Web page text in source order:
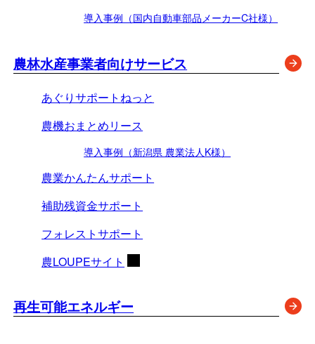
導入事例（国内自動車部品メーカーC社様）
農林水産事業者向けサービス
あぐりサポートねっと
農機おまとめリース
導入事例（新潟県 農業法人K様）
農業かんたんサポート
補助残資金サポート
フォレストサポート
農LOUPEサイト
再生可能エネルギー